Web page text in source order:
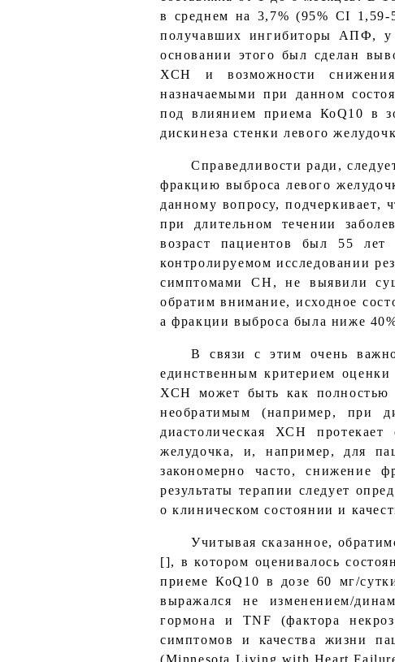
в среднем на 3,7% (95% CI 1,59-
получавших ингибиторы АПФ, у
основании этого был сделан
ХСН и возможности снижения
назначаемыми при данном
под влиянием приема КоQ10 в
дискинеза стенки левого
Справедливости ради,
фракцию выброса левого
данному вопросу, подчеркивает,
при длительном течении
возраст пациентов был 55
контролируемом исследовании
симптомами СН, не выявили
обратим внимание, исходное
а фракции выброса была ниже
В связи с этим очень
единственным критерием
ХСН может быть как полностью
необратимым (например, при
диастолическая ХСН
желудочка, и, например, для
закономерно часто, снижение
результаты терапии следует
о клиническом состоянии и
Учитывая сказанное,
[], в котором оценивалось
приеме КоQ10 в дозе 60 мг/
выражался не изменением/
гормона и TNF (фактора
симптомов и качества жизни
(Minnesota Living with Heart